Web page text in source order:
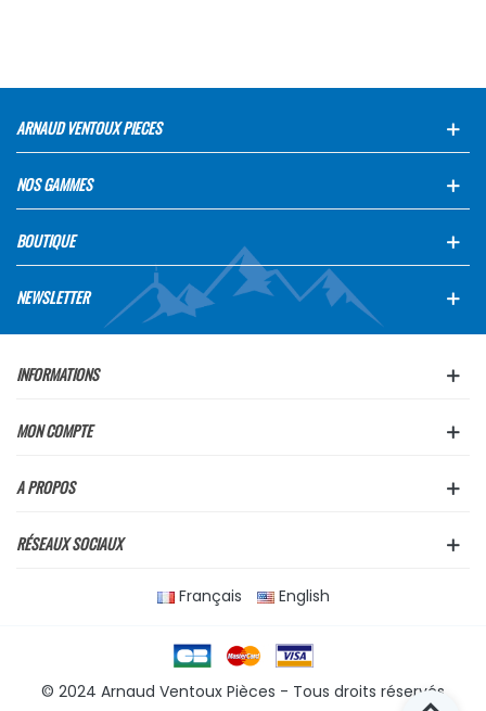
ARNAUD VENTOUX PIECES
NOS GAMMES
BOUTIQUE
NEWSLETTER
INFORMATIONS
MON COMPTE
A PROPOS
RÉSEAUX SOCIAUX
Français English
© 2024 Arnaud Ventoux Pièces - Tous droits réservés